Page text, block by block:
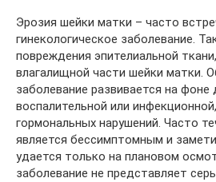
Эрозия шейки матки – часто
гинекологическое заболевание.
повреждения эпителиальной
влагалищной части шейки матки.
заболевание развивается на фоне
воспалительной или
гормональных нарушений. Часто
является бессимптомным и
удается только на плановом
заболевание не представляет